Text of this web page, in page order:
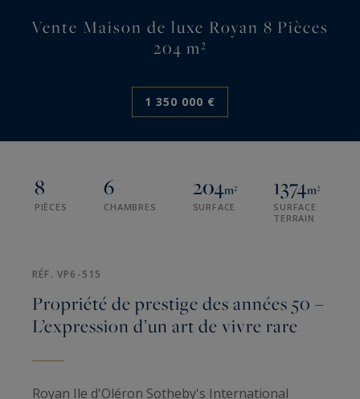
Vente Maison de luxe Royan 8 Pièces
204 m²
1 350 000 €
8
PIÈCES
6
CHAMBRES
204m²
SURFACE
1374m²
SURFACE
TERRAIN
RÉF. VP6-515
Propriété de prestige des années 50 –
L’expression d’un art de vivre rare
Royan Ile d'Oléron Sotheby's International